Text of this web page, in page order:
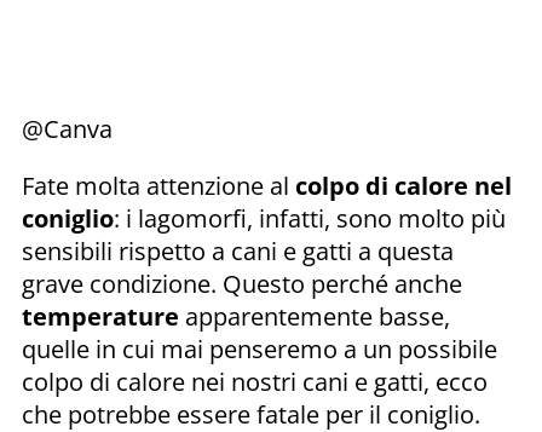
@Canva
Fate molta attenzione al colpo di calore nel
coniglio: i lagomorfi, infatti, sono molto più
sensibili rispetto a cani e gatti a questa
grave condizione. Questo perché anche
temperature apparentemente basse,
quelle in cui mai penseremo a un possibile
colpo di calore nei nostri cani e gatti, ecco
che potrebbe essere fatale per il coniglio.